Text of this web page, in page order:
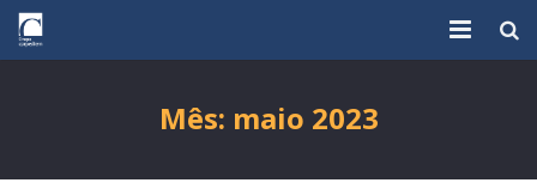
Mês: maio 2023